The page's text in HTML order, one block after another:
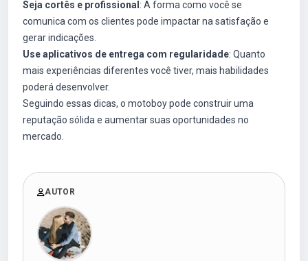
Seja cortês e profissional : A forma como você se
comunica com os clientes pode impactar na satisfação e
gerar indicações.
Use aplicativos de entrega com regularidade: Quanto
mais experiências diferentes você tiver, mais habilidades
poderá desenvolver.
Seguindo essas dicas, o motoboy pode construir uma
reputação sólida e aumentar suas oportunidades no
mercado.
AUTOR